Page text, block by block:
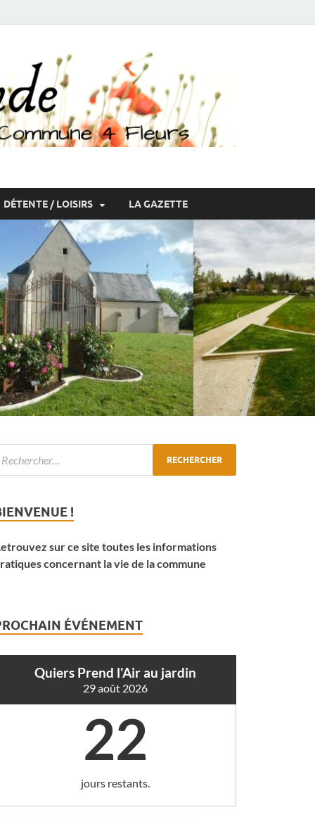
DÉTENTE / LOISIRS LA GAZETTE
!
sur ce site toutes les informations
concernant la vie de la commune
ÉVÉNEMENT
Quiers Prend l'Air au jardin
29 août 2026
22
jours restants.